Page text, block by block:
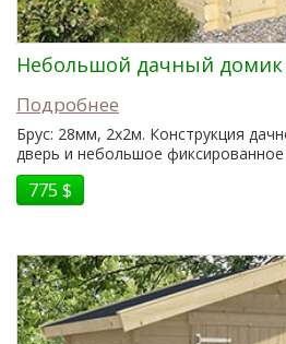
Небольшой дачный домик
Подробнее
Брус: 28мм, 2x2м. Конструкция
дверь и небольшое
775 $